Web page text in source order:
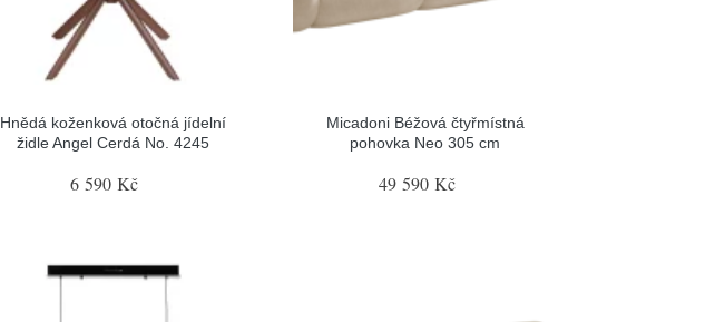
Hnědá koženková otočná jídelní
židle Angel Cerdá No. 4245
6 590 Kč
Micadoni Béžová čtyřmístná
pohovka Neo 305 cm
49 590 Kč